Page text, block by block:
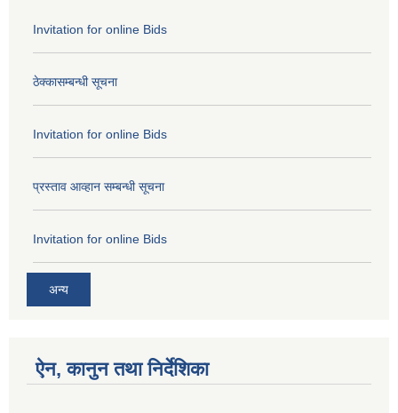
Invitation for online Bids
ठेक्कासम्बन्धी सूचना
Invitation for online Bids
प्रस्ताव आव्हान सम्बन्धी सूचना
Invitation for online Bids
अन्य
ऐन, कानुन तथा निर्देशिका